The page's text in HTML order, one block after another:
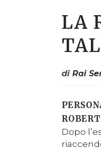
LA
diRai
Dopo